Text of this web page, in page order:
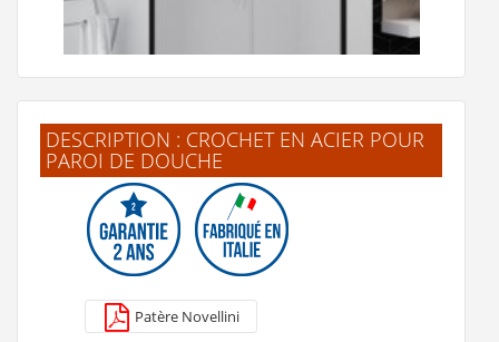
Voir la fiche produit de
"Paroi latérale Young
2.0 F1B 85-87 cm verre Transp prof Silver"
Paroi 1 porte coulissante KUADRA 2.0 2PH - Noir - Verre
Transparent - Gauche - 110cm
DESCRIPTION : CROCHET EN ACIER POUR
PAROI DE DOUCHE
Patère Novellini